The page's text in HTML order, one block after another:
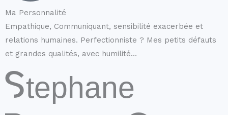
Ma Personnalité
Empathique, Communiquant, sensibilité exacerbée et
relations humaines. Perfectionniste ? Mes petits défauts
et grandes qualités, avec humilité…
Stephane